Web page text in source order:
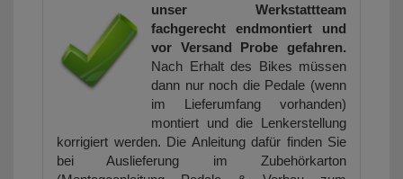
unser Werkstattteam
fachgerecht endmontiert und
vor Versand Probe gefahren.
Nach Erhalt des Bikes müssen
dann nur noch die Pedale (wenn
im Lieferumfang vorhanden)
montiert und die Lenkerstellung
korrigiert werden. Die Anleitung dafür finden Sie
bei Auslieferung im Zubehörkarton